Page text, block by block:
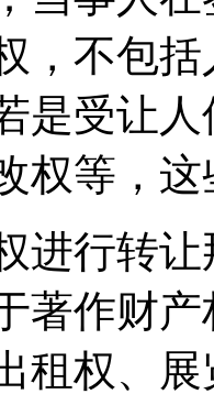
，不包
是受让
权等，
进行转
著作财
租权、